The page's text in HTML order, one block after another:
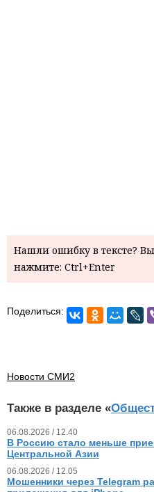
Нашли ошибку в тексте?
нажмите: Ctrl+Enter
Поделиться:
Новости СМИ2
Также в разделе «
06.08.2026 / 12.40
В Россию стало меньше
Центральной Азии
06.08.2026 / 12.05
Мошенники через Telegram